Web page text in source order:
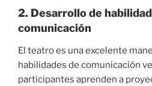
2. Desarrollo de
comunicación
El teatro es una excelente
habilidades de comunicación
participantes aprenden a